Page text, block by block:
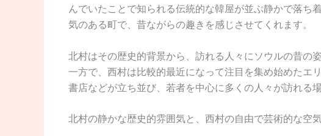
んでいたことで知られる伝統的な韓屋が並ぶ静かで落ち
気のある町で、昔ながらの趣きを感じさせてくれます。
北村はその歴史的背景から、訪れる人々にソウルの昔の
一方で、西村は比較的最近になって注目を集め始めたエ
書店などが立ち並び、若者を中心に多くの人々が訪れる
北村の静かな歴史的雰囲気と、西村の自由で芸術的な空